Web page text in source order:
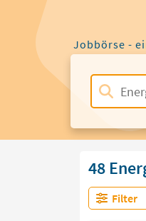
Jobbörse -
48
Filter